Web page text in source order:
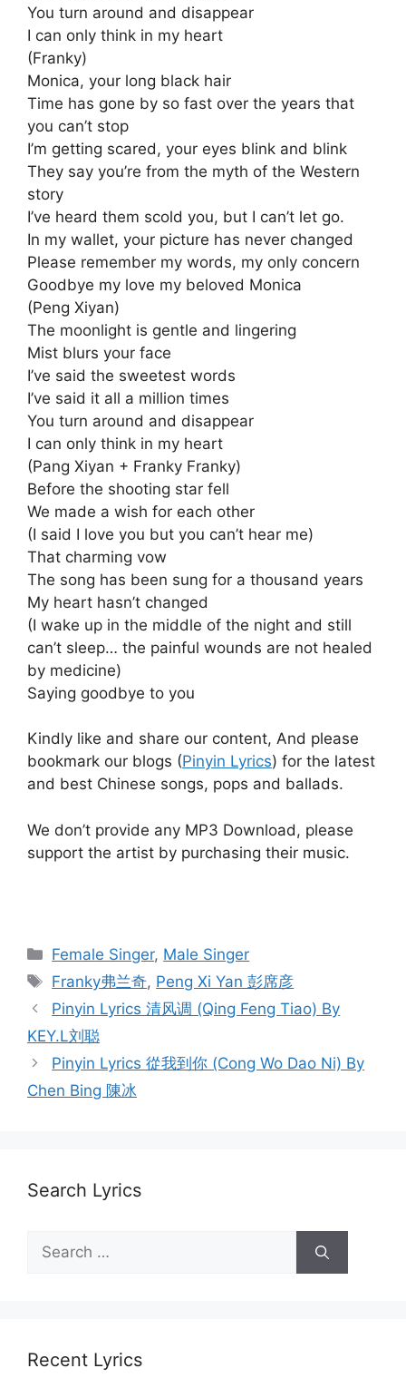
You turn around and disappear
I can only think in my heart
(Franky)
Monica, your long black hair
Time has gone by so fast over the years that
you can’t stop
I’m getting scared, your eyes blink and blink
They say you’re from the myth of the Western
story
I’ve heard them scold you, but I can’t let go.
In my wallet, your picture has never changed
Please remember my words, my only concern
Goodbye my love my beloved Monica
(Peng Xiyan)
The moonlight is gentle and lingering
Mist blurs your face
I’ve said the sweetest words
I’ve said it all a million times
You turn around and disappear
I can only think in my heart
(Pang Xiyan + Franky Franky)
Before the shooting star fell
We made a wish for each other
(I said I love you but you can’t hear me)
That charming vow
The song has been sung for a thousand years
My heart hasn’t changed
(I wake up in the middle of the night and still
can’t sleep… the painful wounds are not healed
by medicine)
Saying goodbye to you
Kindly like and share our content, And please
bookmark our blogs (Pinyin Lyrics) for the latest
and best Chinese songs, pops and ballads.
We don’t provide any MP3 Download, please
support the artist by purchasing their music.
Categories
Female Singer, Male Singer
Tags
Franky弗兰奇, Peng Xi Yan 彭席彦
Post
navigation
Pinyin Lyrics 清风调 (Qing Feng Tiao) By
KEY.L刘聪
Pinyin Lyrics 從我到你 (Cong Wo Dao Ni) By
Chen Bing 陳冰
Search Lyrics
Search
for:
Recent Lyrics